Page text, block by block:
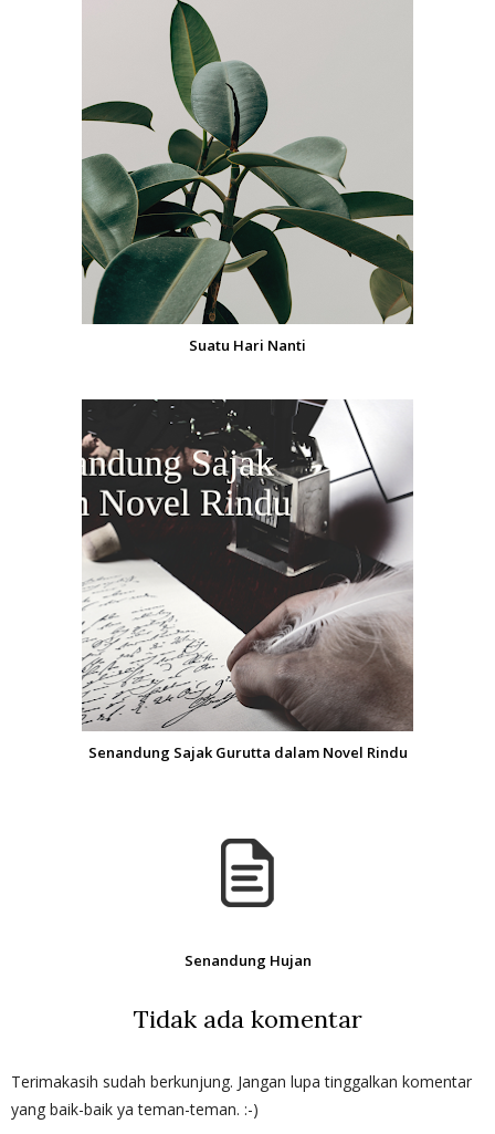
Suatu Hari Nanti
Senandung Sajak Gurutta dalam Novel Rindu
Senandung Hujan
Tidak ada komentar
Terimakasih sudah berkunjung. Jangan lupa tinggalkan komentar
yang baik-baik ya teman-teman. :-)